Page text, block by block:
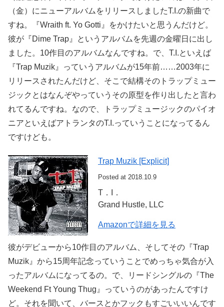
（金）にニューアルバムをリリースしましたT.I.の新曲で
すね。『Wraith ft. Yo Gotti』をかけたいと思うんだけど。
彼が『Dime Trap』というアルバムを先週の金曜日に出し
ました。10作目のアルバムなんですね。で、T.I.といえば
『Trap Muzik』っていうアルバムが15年前……2003年に
リリースされたんだけど、そこで結構そのトラップミュー
ジックとはなんぞやっていうその原型を作り出したと言わ
れてるんですね。なので、トラップミュージックのパイオ
ニアといえばアトランタのT.I.っていうことになってるん
ですけども。
Trap Muzik [Explicit]
Posted at 2018.10.9
T．I．
Grand Hustle, LLC
Amazonで詳細を見る
彼がデビューから10作目のアルバム、そしてその『Trap
Muzik』から15周年記念っていうことでめっちゃ気合が入
ったアルバムになってるの。で、リードシングルの『The
Weekend Ft Young Thug』っていうのがあったんですけ
ど。それを聞いて、バースとかフックもすごいいいんです